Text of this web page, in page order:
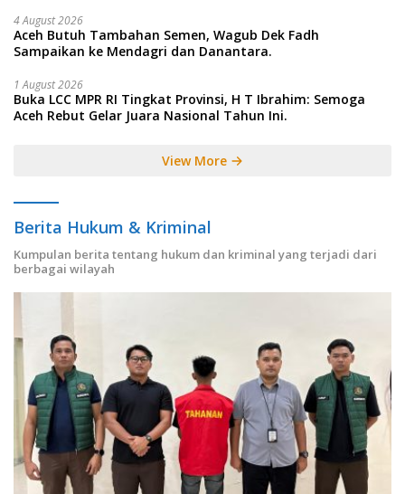
4 August 2026
Aceh Butuh Tambahan Semen, Wagub Dek Fadh
Sampaikan ke Mendagri dan Danantara.
1 August 2026
Buka LCC MPR RI Tingkat Provinsi, H T Ibrahim: Semoga
Aceh Rebut Gelar Juara Nasional Tahun Ini.
View More
Berita Hukum & Kriminal
Kumpulan berita tentang hukum dan kriminal yang terjadi dari
berbagai wilayah